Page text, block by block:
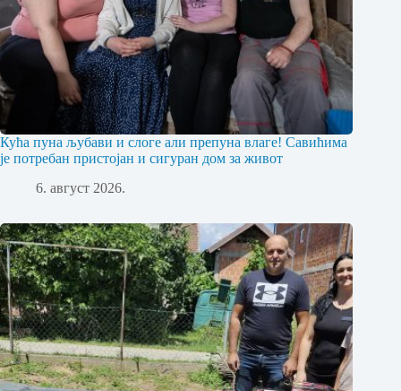
Кућа пуна љубави и слоге али препуна влаге! Савићима
је потребан пристојан и сигуран дом за живот
6. август 2026.